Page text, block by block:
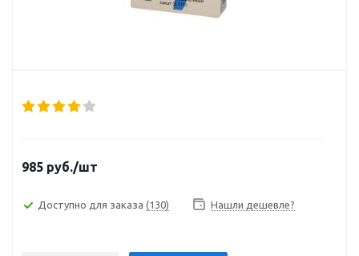
985 руб./шт
Доступно для заказа (130) Нашли дешевле?